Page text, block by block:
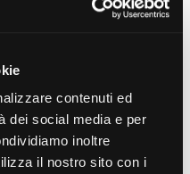
contenuti ed
dei social media e per
inoltre
il nostro sito con i
solamente
il pacco al posto
il nome e
e il codice di ritiro
QR Code